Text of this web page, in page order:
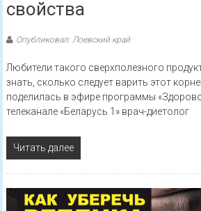
свойства
Опубликовал: Лоевский край
Любители такого сверхполезного
знать, сколько следует варить этот
поделилась в эфире программы
телеканале «Беларусь 1» врач-диетолог
Читать далее